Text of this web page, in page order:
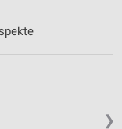
❯